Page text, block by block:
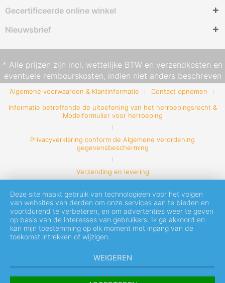
Gecertificeerde online winkel
Nieuwsbrief
* Alle prijzen zijn incl. wettelijke BTW en verzendkosten en
eventuele rembourskosten, indien niet anders beschreven
Algemene voorwaarden & Klantinformatie
Contact opnemen
Informatie betreffende de uitoefening van het herroepingsrecht &
Modelformulier voor herroeping
Privacyverklaring conform de Algemene verordening
gegevensbescherming
Verzending en levering
Deze site maakt gebruik van technologieën voor het volgen
van websites van derden om onze services aan te bieden en
voortdurend te verbeteren, en om advertenties weer te geven
op basis van de interesses van gebruikers. Ik ga akkoord en
kan mijn toestemming op elk moment met ingang van de
toekomst intrekken of wijzigen.
WEIGEREN